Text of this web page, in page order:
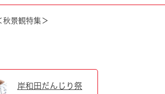
秋景観特集＞
岸和田だんじり祭